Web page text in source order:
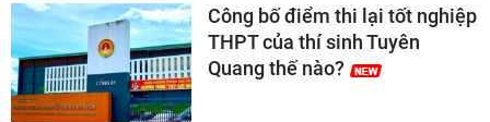
Công bố điểm thi lại tốt nghiệp
THPT của thí sinh Tuyên
Quang thế nào?